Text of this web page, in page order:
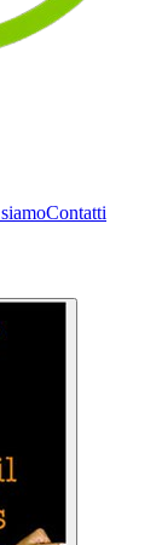
Contatti